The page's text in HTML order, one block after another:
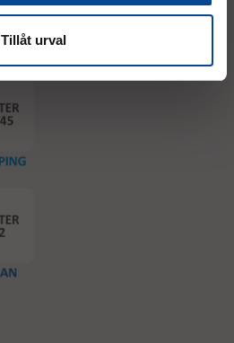
Tillåt urval